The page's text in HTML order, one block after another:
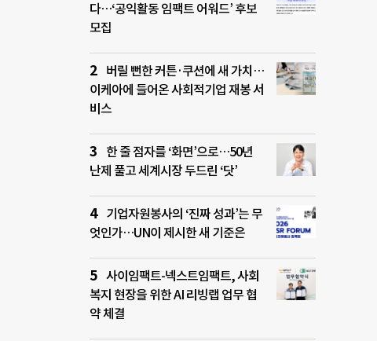
다…‘공익활동 임팩트 어워드’ 후보
모집
버릴 뻔한 커튼·쿠션에 새 가치…
이케아에 들어온 사회적기업 재봉 서
비스
한 줄 점자를 ‘화면’으로…50년
난제 풀고 세계시장 두드린 ‘닷’
기업자원봉사의 ‘진짜 성과’는 무
엇인가…UN이 제시한 새 기준은
사이임팩트-넥스트임팩트, 사회
복지 현장을 위한 AI 리빙랩 업무 협
약 체결